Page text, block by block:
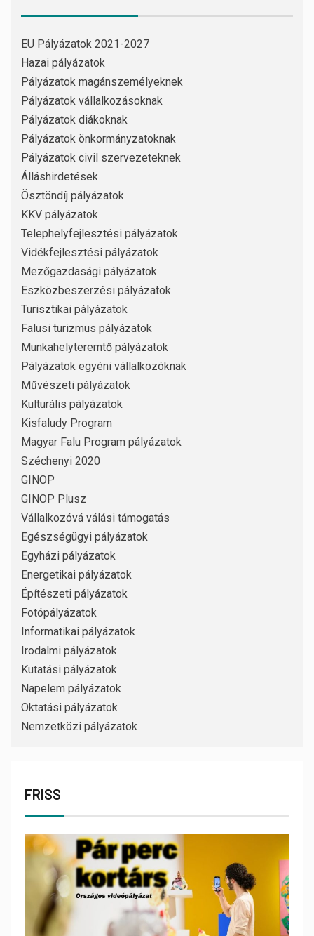
EU Pályázatok 2021-2027
Hazai pályázatok
Pályázatok magánszemélyeknek
Pályázatok vállalkozásoknak
Pályázatok diákoknak
Pályázatok önkormányzatoknak
Pályázatok civil szervezeteknek
Álláshirdetések
Ösztöndíj pályázatok
KKV pályázatok
Telephelyfejlesztési pályázatok
Vidékfejlesztési pályázatok
Mezőgazdasági pályázatok
Eszközbeszerzési pályázatok
Turisztikai pályázatok
Falusi turizmus pályázatok
Munkahelyteremtő pályázatok
Pályázatok egyéni vállalkozóknak
Művészeti pályázatok
Kulturális pályázatok
Kisfaludy Program
Magyar Falu Program pályázatok
Széchenyi 2020
GINOP
GINOP Plusz
Vállalkozóvá válási támogatás
Egészségügyi pályázatok
Egyházi pályázatok
Energetikai pályázatok
Építészeti pályázatok
Fotópályázatok
Informatikai pályázatok
Irodalmi pályázatok
Kutatási pályázatok
Napelem pályázatok
Oktatási pályázatok
Nemzetközi pályázatok
FRISS